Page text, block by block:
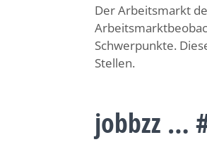
Der Arbeitsmarkt
Schwerpunkte.
Stellen.
jobbzz …